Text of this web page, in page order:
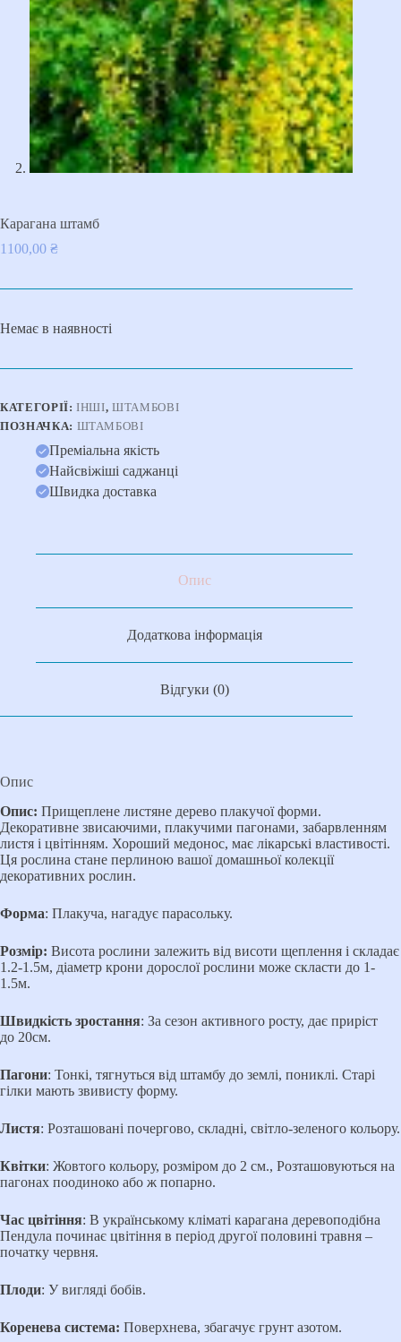
Карагана штамб
1100,00 ₴
Немає в наявності
КАТЕГОРІЇ:ІНШІ,ШТАМБОВІ
ПОЗНАЧКА: ШТАМБОВІ
Преміальна якість
Найсвіжіші саджанці
Швидка доставка
Опис
Додаткова інформація
Відгуки (0)
Опис
Опис: Прищеплене листяне дерево плакучої форми.
Декоративне звисаючими, плакучими пагонами, забарвленням
листя і цвітінням. Хороший медонос, має лікарські властивості.
Ця рослина стане перлиною вашої домашньої колекції
декоративних рослин.
Форма: Плакуча, нагадує парасольку.
Розмір: Висота рослини залежить від висоти щеплення і складає
1.2-1.5м, діаметр крони дорослої рослини може скласти до 1-
1.5м.
Швидкість зростання: За сезон активного росту, дає приріст
до 20см.
Пагони: Тонкі, тягнуться від штамбу до землі, пониклі. Старі
гілки мають звивисту форму.
Листя: Розташовані почергово, складні, світло-зеленого кольору.
Квітки: Жовтого кольору, розміром до 2 см., Розташовуються на
пагонах поодиноко або ж попарно.
Час цвітіння: В українському кліматі карагана деревоподібна
Пендула починає цвітіння в період другої половині травня –
початку червня.
Плоди: У вигляді бобів.
Коренева система: Поверхнева, збагачує грунт азотом.